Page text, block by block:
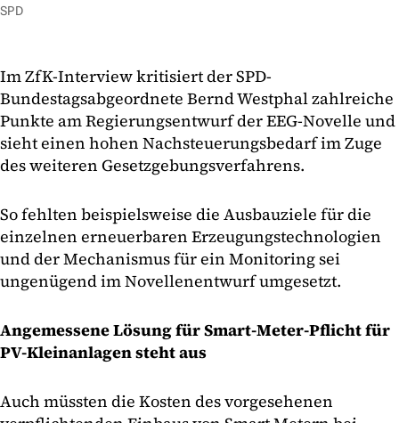
SPD
Im ZfK-Interview kritisiert der SPD-
Bundestagsabgeordnete Bernd Westphal zahlreiche
Punkte am Regierungsentwurf der EEG-Novelle und
sieht einen hohen Nachsteuerungsbedarf im Zuge
des weiteren Gesetzgebungsverfahrens.
So fehlten beispielsweise die Ausbauziele für die
einzelnen erneuerbaren Erzeugungstechnologien
und der Mechanismus für ein Monitoring sei
ungenügend im Novellenentwurf umgesetzt.
Angemessene Lösung für Smart-Meter-Pflicht für
PV-Kleinanlagen steht aus
Auch müssten die Kosten des vorgesehenen